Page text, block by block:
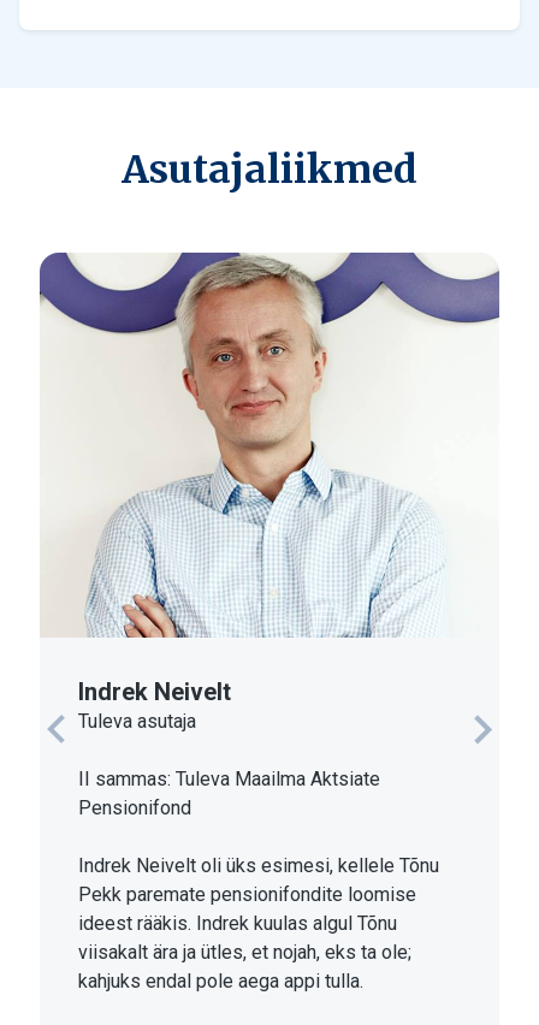
Asutajaliikmed
Indrek Neivelt
Tuleva asutaja
II sammas: Tuleva Maailma Aktsiate
Pensionifond
Indrek Neivelt oli üks esimesi, kellele Tõnu
Pekk paremate pensionifondite loomise
ideest rääkis. Indrek kuulas algul Tõnu
viisakalt ära ja ütles, et nojah, eks ta ole;
kahjuks endal pole aega appi tulla.
Previous Next